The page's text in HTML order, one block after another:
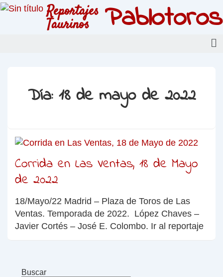
Reportajes
Taurinos Pablotoros
Día: 18 de mayo de 2022
Corrida en Las Ventas, 18 de Mayo
de 2022
18/Mayo/22 Madrid – Plaza de Toros de Las
Ventas. Temporada de 2022. López Chaves –
Javier Cortés – José E. Colombo. Ir al reportaje
Buscar